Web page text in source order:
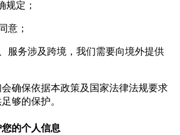
规定；
意；
服务涉及跨境，我们需要向境外提供
确保依据本政策及国家法律法规要求
够的保护。
您的个人信息